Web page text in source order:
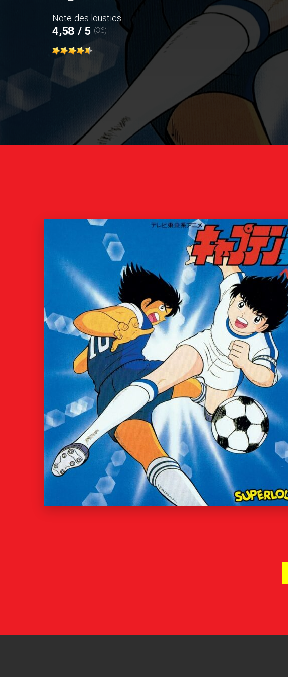
Note des loustics
4,58 / 5 (36)